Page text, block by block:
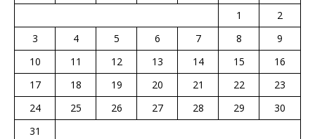
1
2
3
4 5 6 7 8
9
10
11 12 13 14 15
16
17
18 19 20 21 22
23
24
25 26 27 28 29
30
31